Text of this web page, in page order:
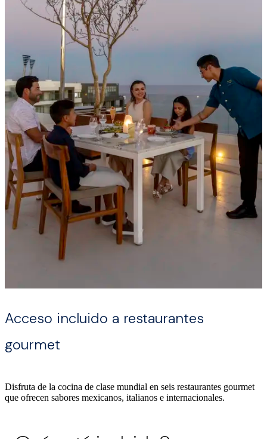
Acceso incluido a restaurantes
gourmet
Disfruta de la cocina de clase mundial en seis restaurantes gourmet
que ofrecen sabores mexicanos, italianos e internacionales.